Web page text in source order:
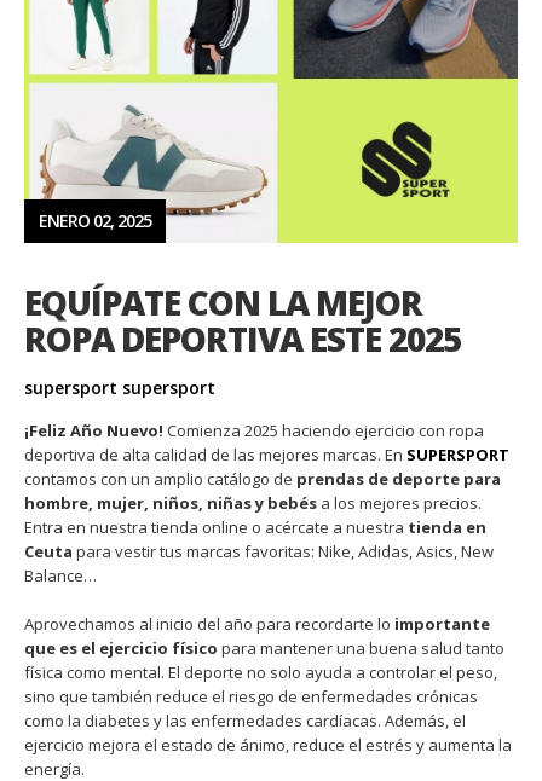
ENERO 02, 2025
EQUÍPATE CON LA MEJOR
ROPA DEPORTIVA ESTE 2025
supersport supersport
¡Feliz Año Nuevo! Comienza 2025 haciendo ejercicio con ropa
deportiva de alta calidad de las mejores marcas. En SUPERSPORT
contamos con un amplio catálogo de prendas de deporte para
hombre, mujer, niños, niñas y bebés a los mejores precios.
Entra en nuestra tienda online o acércate a nuestra tienda en
Ceuta para vestir tus marcas favoritas: Nike, Adidas, Asics, New
Balance…
Aprovechamos al inicio del año para recordarte lo importante
que es el ejercicio físico para mantener una buena salud tanto
física como mental. El deporte no solo ayuda a controlar el peso,
sino que también reduce el riesgo de enfermedades crónicas
como la diabetes y las enfermedades cardíacas. Además, el
ejercicio mejora el estado de ánimo, reduce el estrés y aumenta la
energía.